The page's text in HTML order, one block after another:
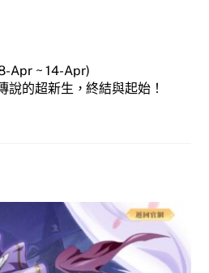
Apr ~ 14-Apr)
說的超新生，終結與起始！